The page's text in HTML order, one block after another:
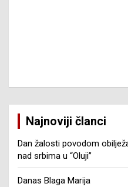
Najnoviji članci
Dan žalosti povodom
nad srbima u “Oluji”
Danas Blaga Marija